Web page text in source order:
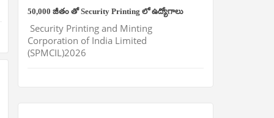
50,000 జీతం తో Security Printing లో ఉద్యోగాలు
Security Printing and Minting
Corporation of India Limited
(SPMCIL)2026